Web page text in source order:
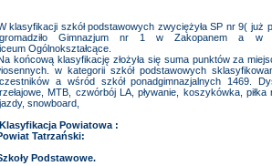
klasyfikacji szkół podstawowych zwyciężyła SP nr 9(
Gimnazjum nr 1 w Zakopanem a
Ogólnokształcące.
końcową klasyfikację złożyła się suma punktów za
w kategorii szkół podstawowych
a wśród szkół ponadgimnazjalnych 1469.
MTB, czwórbój LA, pływanie, koszykówka,
snowboard,
Klasyfikacja Powiatowa :
Tatrzański:
Podstawowe.